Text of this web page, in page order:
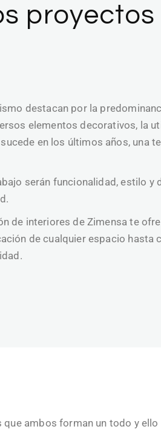
proyectos
destacan por la
elementos decorativos, la
en los últimos años, una
serán funcionalidad, estilo y
de interiores de Zimensa te
de cualquier espacio hasta
ambos forman un todo y